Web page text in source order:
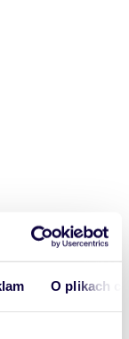
O plikach
gmina: